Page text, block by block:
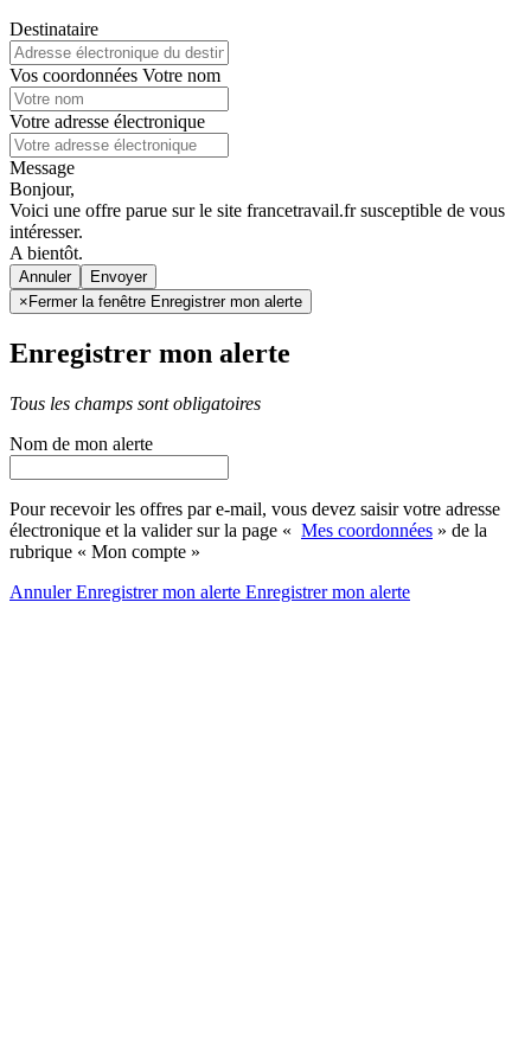
Destinataire
Vos coordonnées Votre nom
Votre adresse électronique
Message
Bonjour,
Voici une offre parue sur le site francetravail.fr susceptible de vous
intéresser.
A bientôt.
Annuler
× Fermer la fenêtre Enregistrer mon alerte
Enregistrer mon alerte
Tous les champs sont obligatoires
Nom de mon alerte
Pour recevoir les offres par e-mail, vous devez saisir votre adresse
électronique et la valider sur la page « Mes coordonnées » de la
rubrique « Mon compte »
AnnulerEnregistrer mon alerte Enregistrermon alerte